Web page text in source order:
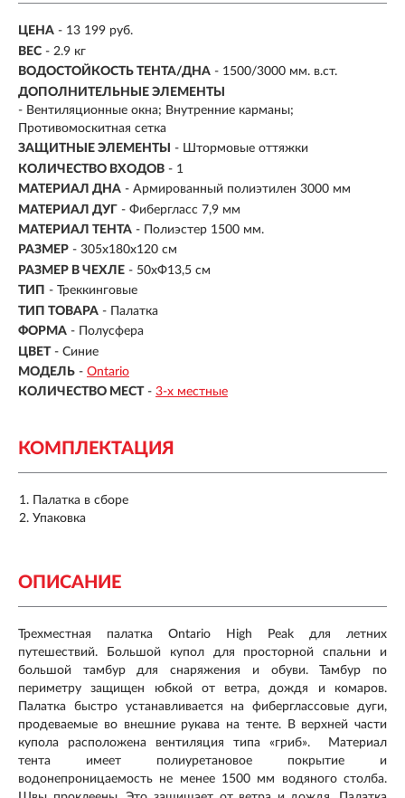
ЦЕНА - 13 199 руб.
ВЕС - 2.9 кг
ВОДОСТОЙКОСТЬ ТЕНТА/ДНА - 1500/3000 мм. в.ст.
ДОПОЛНИТЕЛЬНЫЕ ЭЛЕМЕНТЫ
- Вентиляционные окна; Внутренние карманы;
Противомоскитная сетка
ЗАЩИТНЫЕ ЭЛЕМЕНТЫ
- Штормовые оттяжки
КОЛИЧЕСТВО ВХОДОВ - 1
МАТЕРИАЛ ДНА - Армированный полиэтилен 3000 мм
МАТЕРИАЛ ДУГ - Фибергласс 7,9 мм
МАТЕРИАЛ ТЕНТА -
Полиэстер 1500 мм.
РАЗМЕР - 305х180х120 см
РАЗМЕР В ЧЕХЛЕ - 50xФ13,5 см
ТИП - Треккинговые
ТИП ТОВАРА - Палатка
ФОРМА - Полусфера
ЦВЕТ - Синие
МОДЕЛЬ - Ontario
КОЛИЧЕСТВО МЕСТ - 3-х местные
КОМПЛЕКТАЦИЯ
Палатка в сборе
Упаковка
ОПИСАНИЕ
Трехместная палатка Ontario High Peak для летних
путешествий. Большой купол для просторной спальни и
большой тамбур для снаряжения и обуви. Тамбур по
периметру защищен юбкой от ветра, дождя и комаров.
Палатка быстро устанавливается на фиберглассовые дуги,
продеваемые во внешние рукава на тенте. В верхней части
купола расположена вентиляция типа «гриб». Материал
тента имеет полиуретановое покрытие и
водонепроницаемость не менее 1500 мм водяного столба.